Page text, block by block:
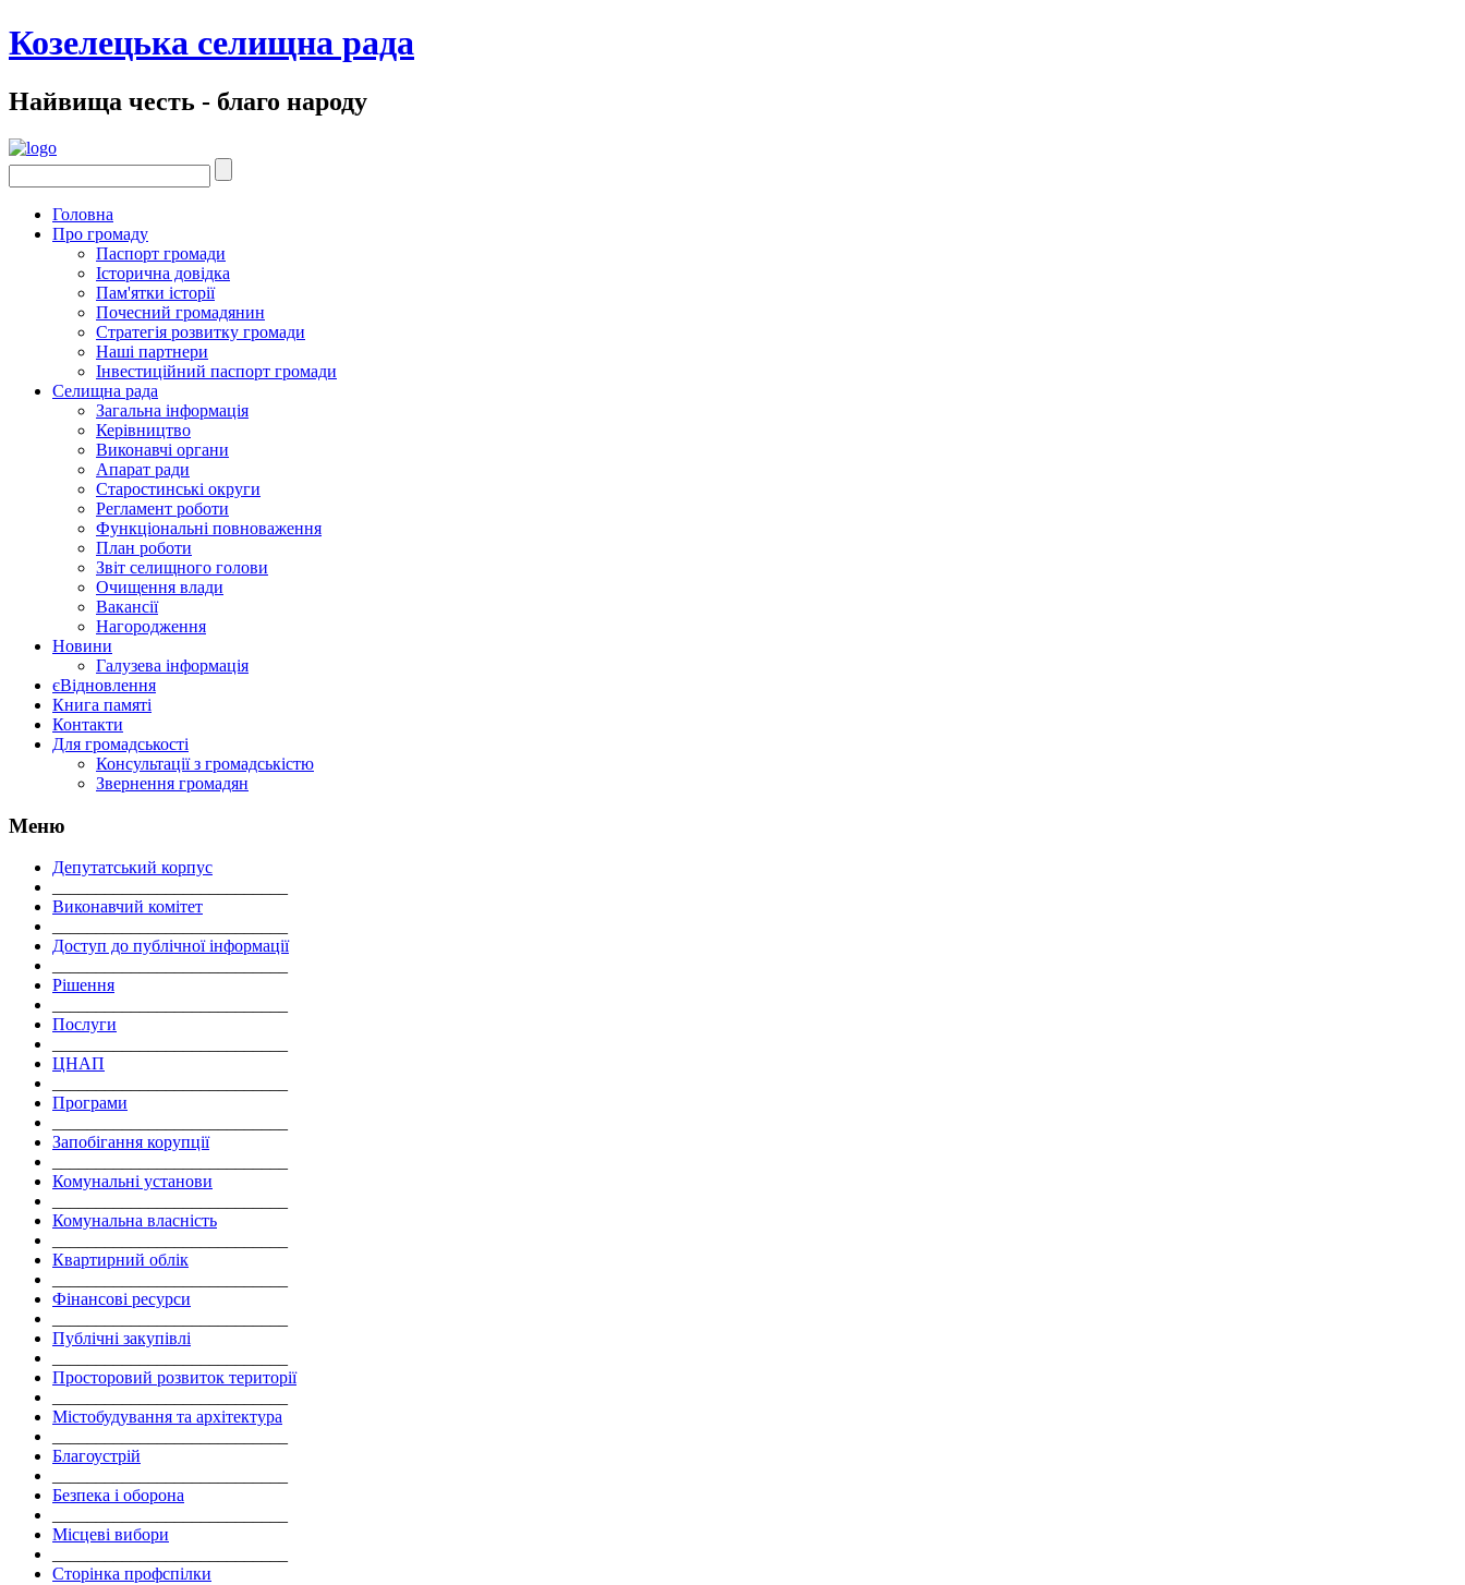
Козелецька селищна рада
Найвища честь - благо народу
Головна
Про громаду
Паспорт громади
Історична довідка
Пам'ятки історії
Почесний громадянин
Стратегія розвитку громади
Наші партнери
Інвестиційний паспорт громади
Селищна рада
Загальна інформація
Керівництво
Виконавчі органи
Апарат ради
Старостинські округи
Регламент роботи
Функціональні повноваження
План роботи
Звіт селищного голови
Очищення влади
Вакансії
Нагородження
Новини
Галузева інформація
єВідновлення
Книга памяті
Контакти
Для громадськості
Консультації з громадськістю
Звернення громадян
Меню
Депутатський корпус
Виконавчий комітет
Доступ до публічної інформації
Рішення
Послуги
ЦНАП
Програми
Запобігання корупції
Комунальні установи
Комунальна власність
Квартирний облік
Фінансові ресурси
Публічні закупівлі
Просторовий розвиток території
Містобудування та архітектура
Благоустрій
Безпека і оборона
Місцеві вибори
Сторінка профспілки